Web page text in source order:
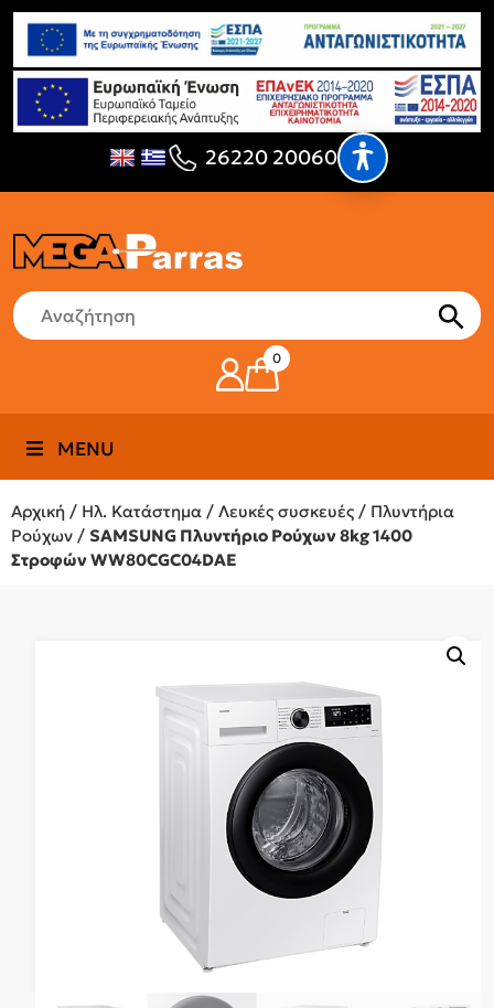
26220 20060
0
MENU
Αρχική / Ηλ. Κατάστημα / Λευκές συσκευές / Πλυντήρια
Ρούχων / SAMSUNG Πλυντήριο Ρούχων 8kg 1400
Στροφών WW80CGC04DAE